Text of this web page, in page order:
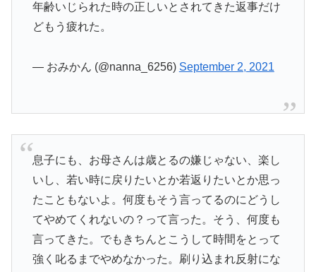
年齢いじられた時の正しいとされてきた返事だけ
どもう疲れた。
— おみかん (@nanna_6256) September 2, 2021
息子にも、お母さんは歳とるの嫌じゃない、楽し
いし、若い時に戻りたいとか若返りたいとか思っ
たこともないよ。何度もそう言ってるのにどうし
てやめてくれないの？って言った。そう、何度も
言ってきた。でもきちんとこうして時間をとって
強く叱るまでやめなかった。刷り込まれ反射にな